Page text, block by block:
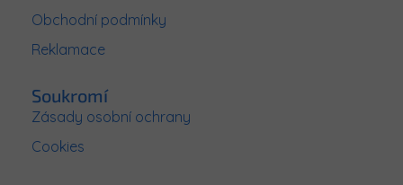
Obchodní podmínky
Reklamace
Soukromí
Zásady osobní ochrany
Cookies